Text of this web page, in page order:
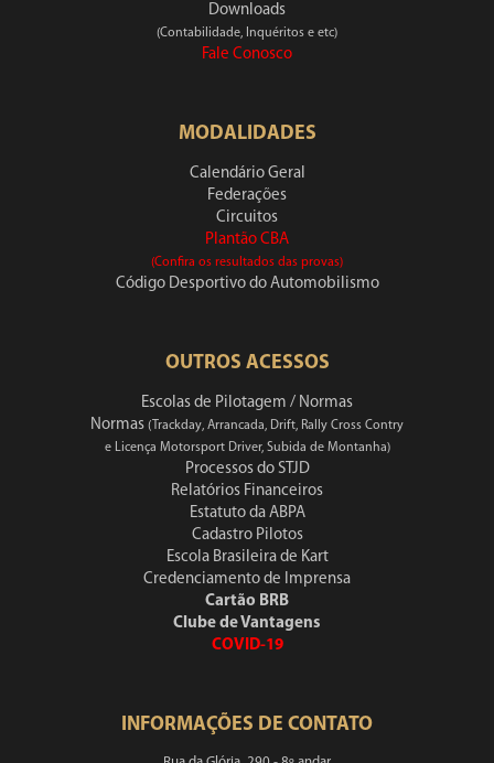
Downloads
(Contabilidade, Inquéritos e etc)
Fale Conosco
MODALIDADES
Calendário Geral
Federações
Circuitos
Plantão CBA
(Confira os resultados das provas)
Código Desportivo do Automobilismo
OUTROS ACESSOS
Escolas de Pilotagem / Normas
Normas (Trackday, Arrancada, Drift, Rally Cross Contry
e Licença Motorsport Driver, Subida de Montanha)
Processos do STJD
Relatórios Financeiros
Estatuto da ABPA
Cadastro Pilotos
Escola Brasileira de Kart
Credenciamento de Imprensa
Cartão BRB
Clube de Vantagens
COVID-19
INFORMAÇÕES DE CONTATO